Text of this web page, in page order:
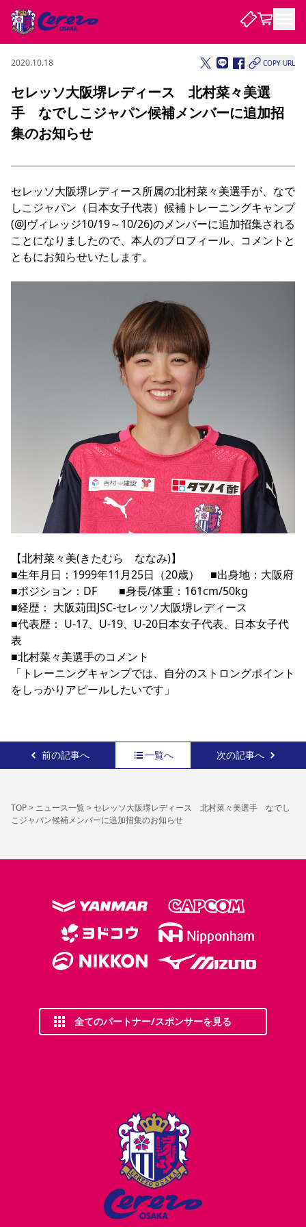
試合・チーム
試合について
試合日程 / 結果 順位表
チームについて
選手・スタッフ スケジュール メディア情報 アクセス レディース
アカデミー
ハナサカプレーヤー 歴代所属選手
観戦する
チケット情報 販売スケジュール 価格・席種 購入方法
シーズンシート 法人シーズンシート 福祉サービス
団体チケット
特定興行入場券
譲渡サービス リセールサービス
観戦ガイド
初めて観戦ガイド キッズ向けサービス
YANMAR HANASAKA STADIUM
よくある質問
よくある質問
セレッソ大阪について
クラブ紹介 沿革 シーズン記録 求人情報
サポートする
パートナー企業募集中 セレッソ大阪VISAカード サポートスタッフ
サステナビリティポリシー SDGsのゴール インパクトレポート
SPORT POSITIVE LEAGUES 取り組み実績
セレッソフットサルパーク セレッソフットサルパーク長居
セレッソスポーツパーク舞洲
YANMAR HANASAKA STADIUM
セレッソ大阪アカデミー 子供のサッカースクール
大人のサッカースクール
その他スポーツクラブ
ファンクラブ
ファンクラブ
SAKURA SOCIO SAKURA POINT Program 招待券引換方法 先行入場
ニュース
チケット イベント
ファンクラブ
パートナー スポーツクラブ メディア
2020.10.18 COPY URL
セレッソ大阪堺レディース 北村菜々美選
手 なでしこジャパン候補メンバーに追加招
集のお知らせ
セレッソ大阪堺レディース所属の北村菜々美選手が、なで
しこジャパン（日本女子代表）候補トレーニングキャンプ
(@Jヴィレッジ10/19～10/26)のメンバーに追加招集される
ことになりましたので、本人のプロフィール、コメントと
ともにお知らせいたします。
【北村菜々美(きたむら　ななみ)】
■生年月日：1999年11月25日（20歳）　■出身地：大阪府
■ポジション：DF　　■身長/体重：161cm/50kg
■経歴： 大阪苅田JSC-セレッソ大阪堺レディース
■代表歴： U-17、U-19、U-20日本女子代表、日本女子代
表
■北村菜々美選手のコメント
「トレーニングキャンプでは、自分のストロングポイント
をしっかりアピールしたいです」
前の記事へ 一覧へ 次の記事へ
TOP> ニュース一覧> セレッソ大阪堺レディース 北村菜々美選手 なでし
こジャパン候補メンバーに追加招集のお知らせ
全てのパートナー/スポンサーを見る